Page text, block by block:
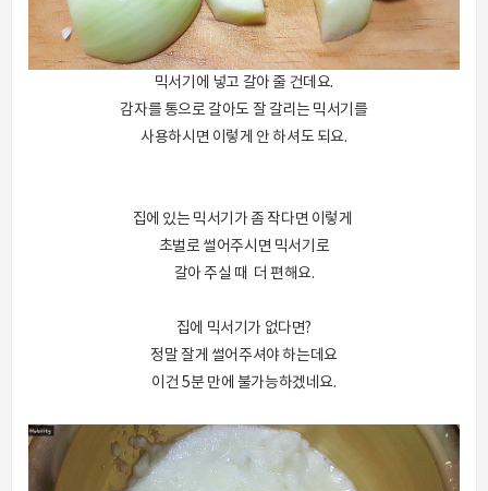
믹서기에 넣고 갈아 줄 건데요.
감자를 통으로 갈아도 잘 갈리는 믹서기를
사용하시면 이렇게 안 하셔도 되요.
집에 있는 믹서기가 좀 작다면 이렇게
초벌로 썰어주시면 믹서기로
갈아 주실 때 더 편해요.
집에 믹서기가 없다면?
정말 잘게 썰어주셔야 하는데요
이건 5분 만에 불가능하겠네요.